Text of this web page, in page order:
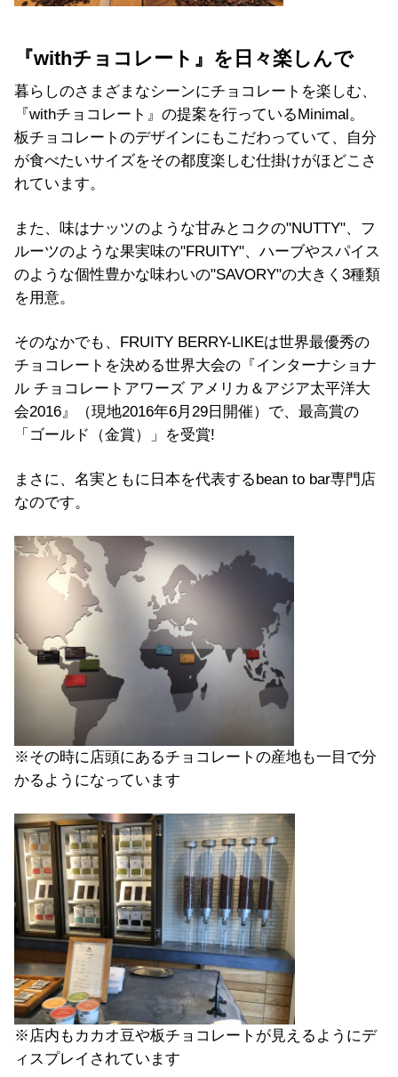
『withチョコレート』を日々楽しんで
暮らしのさまざまなシーンにチョコレートを楽しむ、
『withチョコレート』の提案を行っているMinimal。
板チョコレートのデザインにもこだわっていて、自分
が食べたいサイズをその都度楽しむ仕掛けがほどこさ
れています。
また、味はナッツのような甘みとコクの"NUTTY"、フ
ルーツのような果実味の"FRUITY"、ハーブやスパイス
のような個性豊かな味わいの"SAVORY"の大きく3種類
を用意。
そのなかでも、FRUITY BERRY-LIKEは世界最優秀の
チョコレートを決める世界大会の『インターナショナ
ル チョコレートアワーズ アメリカ＆アジア太平洋大
会2016』（現地2016年6月29日開催）で、最高賞の
「ゴールド（金賞）」を受賞!
まさに、名実ともに日本を代表するbean to bar専門店
なのです。
※その時に店頭にあるチョコレートの産地も一目で分
かるようになっています
※店内もカカオ豆や板チョコレートが見えるようにデ
ィスプレイされています